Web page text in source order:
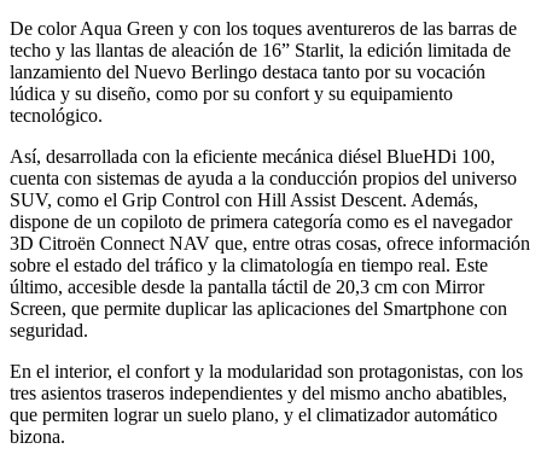
De color Aqua Green y con los toques aventureros de las barras de
techo y las llantas de aleación de 16” Starlit, la edición limitada de
lanzamiento del Nuevo Berlingo destaca tanto por su vocación
lúdica y su diseño, como por su confort y su equipamiento
tecnológico.
Así, desarrollada con la eficiente mecánica diésel BlueHDi 100,
cuenta con sistemas de ayuda a la conducción propios del universo
SUV, como el Grip Control con Hill Assist Descent. Además,
dispone de un copiloto de primera categoría como es el navegador
3D Citroën Connect NAV que, entre otras cosas, ofrece información
sobre el estado del tráfico y la climatología en tiempo real. Este
último, accesible desde la pantalla táctil de 20,3 cm con Mirror
Screen, que permite duplicar las aplicaciones del Smartphone con
seguridad.
En el interior, el confort y la modularidad son protagonistas, con los
tres asientos traseros independientes y del mismo ancho abatibles,
que permiten lograr un suelo plano, y el climatizador automático
bizona.